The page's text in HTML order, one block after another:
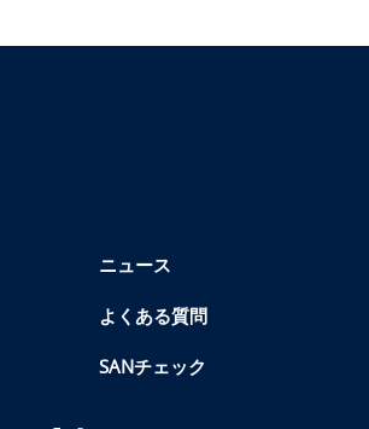
ニュース
よくある質問
SANチェック